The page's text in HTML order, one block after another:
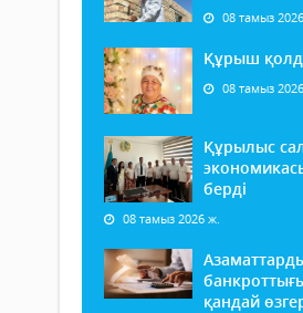
08 тамыз
Құрыш
08 тамыз
Құрылыс
берді
08 тамыз 2026 ж.
қандай